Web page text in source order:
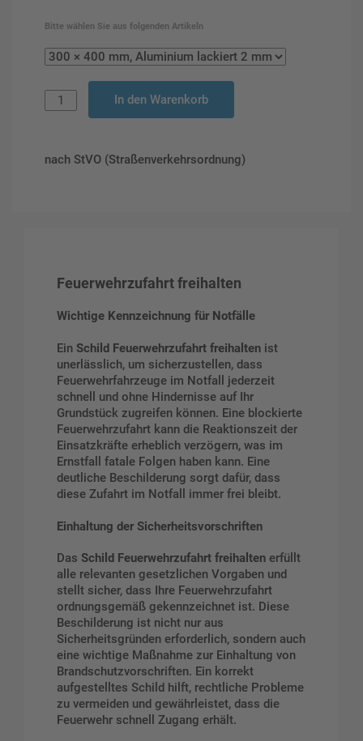
Bitte wählen Sie aus folgenden Artikeln
In den Warenkorb
nach StVO (Straßenverkehrsordnung)
Feuerwehrzufahrt freihalten
Wichtige Kennzeichnung für Notfälle
Ein Schild Feuerwehrzufahrt freihalten ist
unerlässlich, um sicherzustellen, dass
Feuerwehrfahrzeuge im Notfall jederzeit
schnell und ohne Hindernisse auf Ihr
Grundstück zugreifen können. Eine blockierte
Feuerwehrzufahrt kann die Reaktionszeit der
Einsatzkräfte erheblich verzögern, was im
Ernstfall fatale Folgen haben kann. Eine
deutliche Beschilderung sorgt dafür, dass
diese Zufahrt im Notfall immer frei bleibt.
Einhaltung der Sicherheitsvorschriften
Das Schild Feuerwehrzufahrt freihalten erfüllt
alle relevanten gesetzlichen Vorgaben und
stellt sicher, dass Ihre Feuerwehrzufahrt
ordnungsgemäß gekennzeichnet ist. Diese
Beschilderung ist nicht nur aus
Sicherheitsgründen erforderlich, sondern auch
eine wichtige Maßnahme zur Einhaltung von
Brandschutzvorschriften. Ein korrekt
aufgestelltes Schild hilft, rechtliche Probleme
zu vermeiden und gewährleistet, dass die
Feuerwehr schnell Zugang erhält.